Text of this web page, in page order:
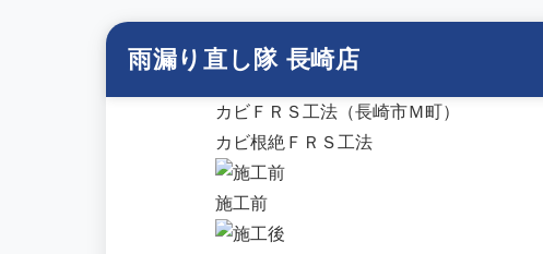
雨漏り直し隊 長崎店
カビＦＲＳ工法（長崎市Ｍ町）
カビ根絶ＦＲＳ工法
施工前